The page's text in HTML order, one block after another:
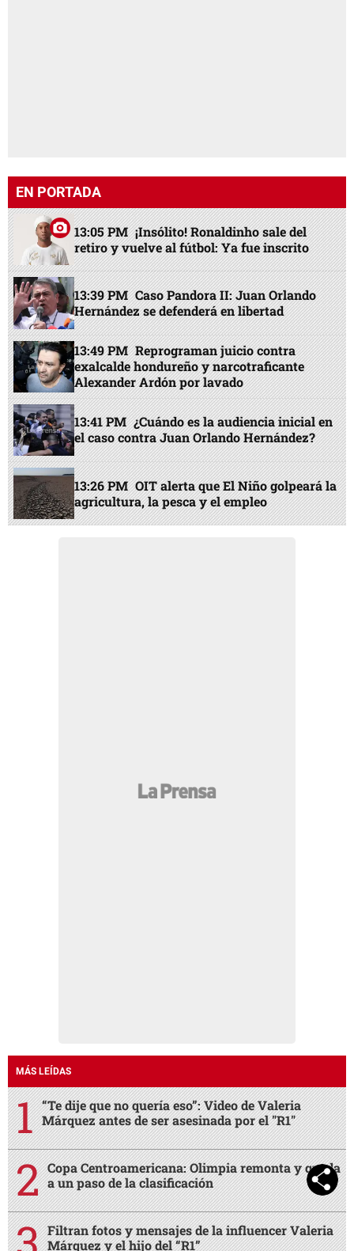
EN PORTADA
13:05 PM ¡Insólito! Ronaldinho sale del
retiro y vuelve al fútbol: Ya fue inscrito
13:39 PM Caso Pandora II: Juan Orlando
Hernández se defenderá en libertad
13:49 PM Reprograman juicio contra
exalcalde hondureño y narcotraficante
Alexander Ardón por lavado
13:41 PM ¿Cuándo es la audiencia inicial en
el caso contra Juan Orlando Hernández?
13:26 PM OIT alerta que El Niño golpeará la
agricultura, la pesca y el empleo
MÁS LEÍDAS
“Te dije que no quería eso”: Video de Valeria
Márquez antes de ser asesinada por el "R1"
Copa Centroamericana: Olimpia remonta y queda
a un paso de la clasificación
Filtran fotos y mensajes de la influencer Valeria
Márquez y el hijo del “R1”